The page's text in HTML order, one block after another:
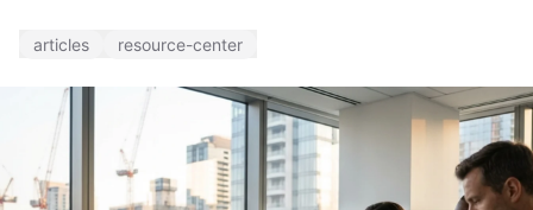
articles resource-center